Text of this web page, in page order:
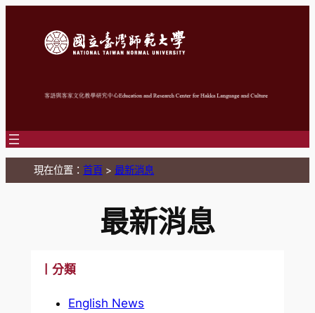
現在位置： 首頁 > 最新消息
最新消息
丨分類
English News